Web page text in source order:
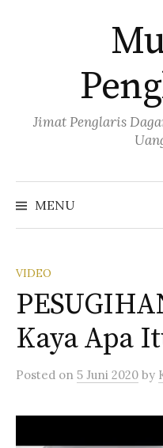
Jimat Penglaris
MENU
VIDEO
Kaya Apa
Posted on 5 Juni 2020 by